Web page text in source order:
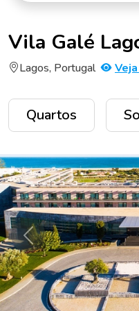
Vila Galé
Lagos, Portugal
Quartos
Anterior